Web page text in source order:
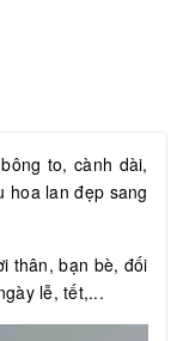
to, cành dài,
hoa lan đẹp sang
thân, bạn bè, đối
lễ, tết,...